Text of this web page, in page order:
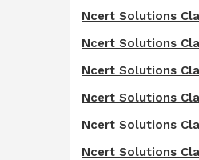
Ncert Solutions
Ncert Solutions
Ncert Solutions
Ncert Solutions
Ncert Solutions
Ncert Solutions